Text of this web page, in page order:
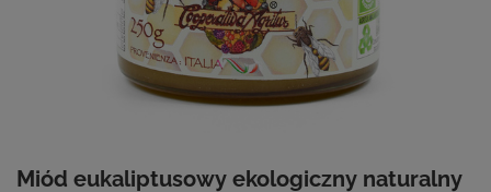
Miód eukaliptusowy ekologiczny naturalny